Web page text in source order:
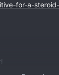
for-a-